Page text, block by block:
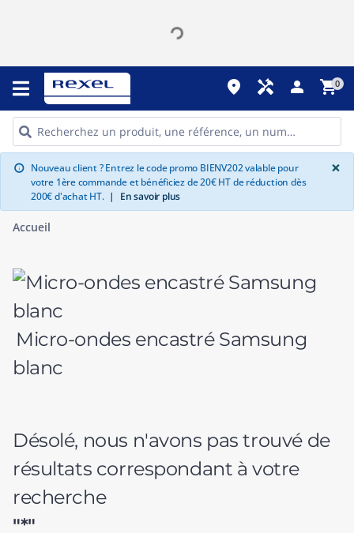
place handyman person shopping_cart0
info Nouveau client ? Entrez le code promo BIENV202 valable pour
votre 1ère commande et bénéficiez de 20€ HT de réduction dès
200€ d'achat HT. | En savoir plus
×
Accueil
Micro-ondes encastré Samsung
blanc
Désolé, nous n'avons pas trouvé de
résultats correspondant à votre
recherche
"*"